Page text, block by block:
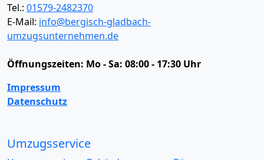
Tel.: 01579-2482370
E-Mail: info@bergisch-gladbach-
umzugsunternehmen.de
Öffnungszeiten: Mo - Sa: 08:00 - 17:30 Uhr
Impressum
Datenschutz
Umzugsservice